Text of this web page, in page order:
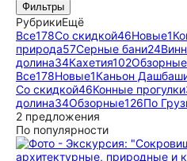
Фильтры
РубрикиЕщё
Все178Со скидкой46Новые1
природа57Серные бани24
долина34Кахетия102Обзорные
Все178Новые1Каньон
Со скидкой46Конные прогулки
долина34Обзорные126По
2 предложения
По популярности